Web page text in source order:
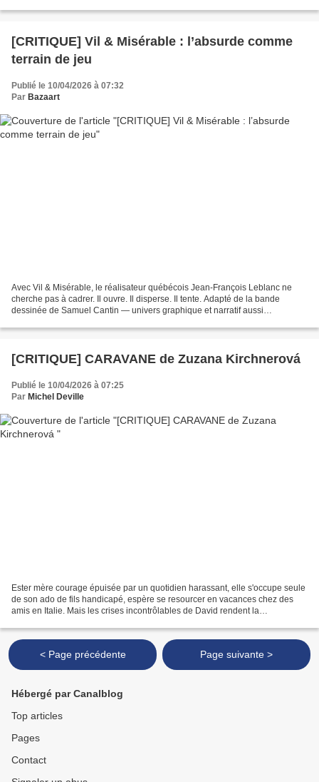
[CRITIQUE] Vil & Misérable : l’absurde comme
terrain de jeu
Publié le 10/04/2026 à 07:32
Par Bazaart
Avec Vil & Misérable, le réalisateur québécois Jean-François Leblanc ne
cherche pas à cadrer. Il ouvre. Il disperse. Il tente. Adapté de la bande
dessinée de Samuel Cantin — univers graphique et narratif aussi
[CRITIQUE] CARAVANE de Zuzana Kirchnerová
Publié le 10/04/2026 à 07:25
Par Michel Deville
Ester mère courage épuisée par un quotidien harassant, elle s'occupe seule
de son ado de fils handicapé, espère se resourcer en vacances chez des
amis en Italie. Mais les crises incontrôlables de David rendent la
< Page précédente Page suivante >
Hébergé par Canalblog
Top articles
Pages
Contact